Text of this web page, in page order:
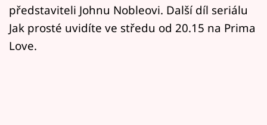
Sledujte nás
představiteli Johnu Nobleovi. Další díl seriálu
Jak prosté uvidíte ve středu od 20.15 na Prima
Love.